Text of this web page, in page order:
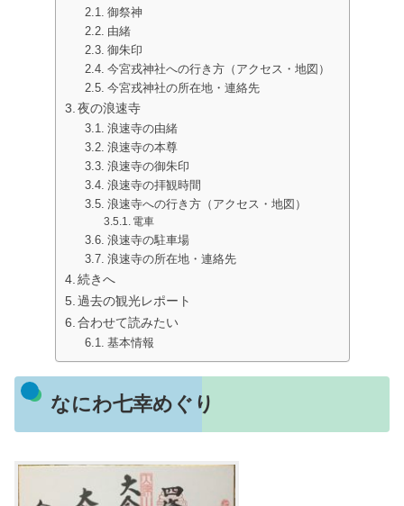
御祭神
由緒
御朱印
今宮戎神社への行き方（アクセス・地図）
今宮戎神社の所在地・連絡先
夜の浪速寺
浪速寺の由緒
浪速寺の本尊
浪速寺の御朱印
浪速寺の拝観時間
浪速寺への行き方（アクセス・地図）
電車
浪速寺の駐車場
浪速寺の所在地・連絡先
続きへ
過去の観光レポート
合わせて読みたい
基本情報
なにわ七幸めぐり